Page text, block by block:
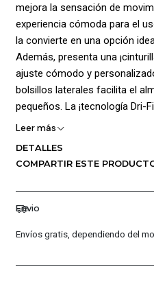
mejora la sensación de
experiencia cómoda para el
la convierte en una opción
Además, presenta una
ajuste cómodo y
bolsillos laterales facilita el
pequeños. La ¡tecnología Dri-
innovadora tela de poliéster,
armonía con el color de base,
prenda, haciéndola fácilmente
Leer más
DETALLES
COMPARTIR ESTE
Envio
Envíos gratis, dependiendo del